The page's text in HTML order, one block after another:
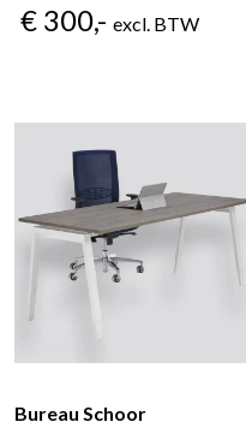
€ 300,- excl. BTW
Bureau Schoor